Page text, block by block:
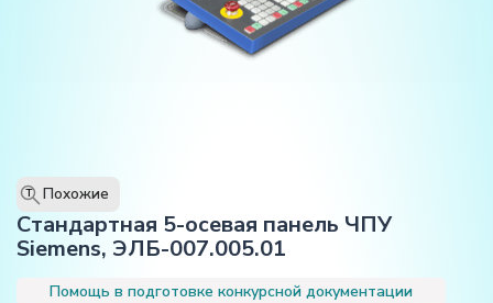
T Похожие
Стандартная 5-осевая панель ЧПУ
Siemens, ЭЛБ-007.005.01
Помощь в подготовке конкурсной документации